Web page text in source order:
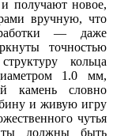
получают новое,
вручную, что
— даже
точностью
кольца
1.0 мм,
камень словно
и живую игру
чутья
должны быть